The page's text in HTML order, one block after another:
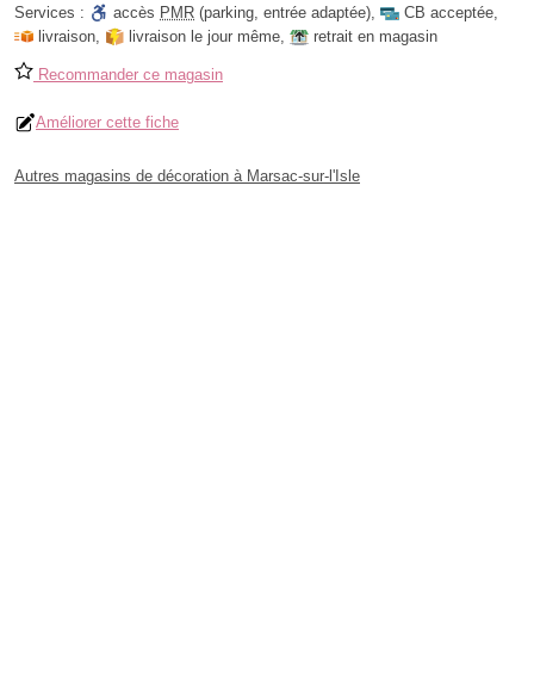
Services :
accès PMR (parking, entrée adaptée), CB acceptée,
livraison, livraison le jour même, retrait en magasin
Recommander ce magasin
Améliorer cette fiche
Autres magasins de décoration à Marsac-sur-l'Isle